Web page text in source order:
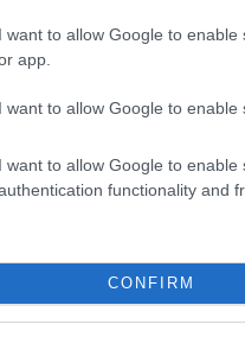
I want to allow Google to
app.
I want to allow Google to enable
I want to allow Google to
functionality and
CONFIRM
να
ασσυριακή
βασιλικών